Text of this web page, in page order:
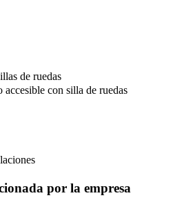
de ruedas
accesible con silla de ruedas
por la empresa